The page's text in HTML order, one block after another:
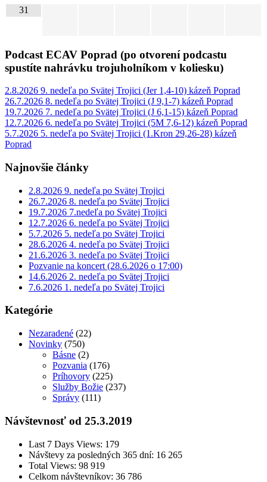
31
Podcast ECAV Poprad (po otvorení podcastu
spustíte nahrávku trojuholníkom v koliesku)
2.8.2026 9. nedeľa po Svätej Trojici (Jer 1,4-10) kázeň Poprad
26.7.2026 8. nedeľa po Svätej Trojici (J 9,1-7) kázeň Poprad
19.7.2026 7. nedeľa po Svätej Trojici (J 6,1-15) kázeň Poprad
12.7.2026 6. nedeľa po Svätej Trojici (5M 7,6-12) kázeň Poprad
5.7.2026 5. nedeľa po Svätej Trojici (1.Kron 29,26-28) kázeň
Poprad
Najnovšie články
2.8.2026 9. nedeľa po Svätej Trojici
26.7.2026 8. nedeľa po Svätej Trojici
19.7.2026 7.nedeľa po Svätej Trojici
12.7.2026 6. nedeľa po Svätej Trojici
5.7.2026 5. nedeľa po Svätej Trojici
28.6.2026 4. nedeľa po Svätej Trojici
21.6.2026 3. nedeľa po Svätej Trojici
Pozvanie na koncert (28.6.2026 o 17:00)
14.6.2026 2. nedeľa po Svätej Trojici
7.6.2026 1. nedeľa po Svätej Trojici
Kategórie
Nezaradené (22)
Novinky (750)
Básne (2)
Pozvania (176)
Príhovory (225)
Služby Božie (237)
Správy (111)
Návštevnosť od 25.3.2019
Last 7 Days Views: 179
Návštevy za posledných 365 dní: 16 265
Total Views: 98 919
Celkom návštevníkov: 36 786